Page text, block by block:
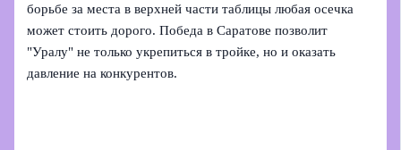
борьбе за места в верхней части таблицы любая осечка
может стоить дорого. Победа в Саратове позволит
"Уралу" не только укрепиться в тройке, но и оказать
давление на конкурентов.